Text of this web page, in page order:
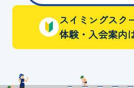
スイミングスク
体験・入会案内